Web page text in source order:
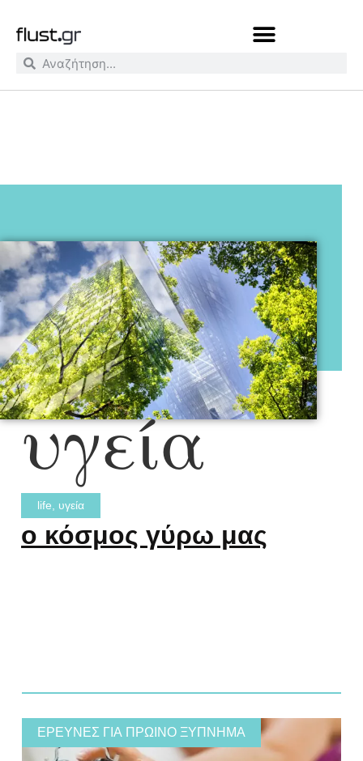
υγεία
life υγεία
ο κόσμος γύρω μας
ΈΡΕΥΝΕΣ ΓΙΑ ΠΡΩΙΝΌ ΞΎΠΝΗΜΑ